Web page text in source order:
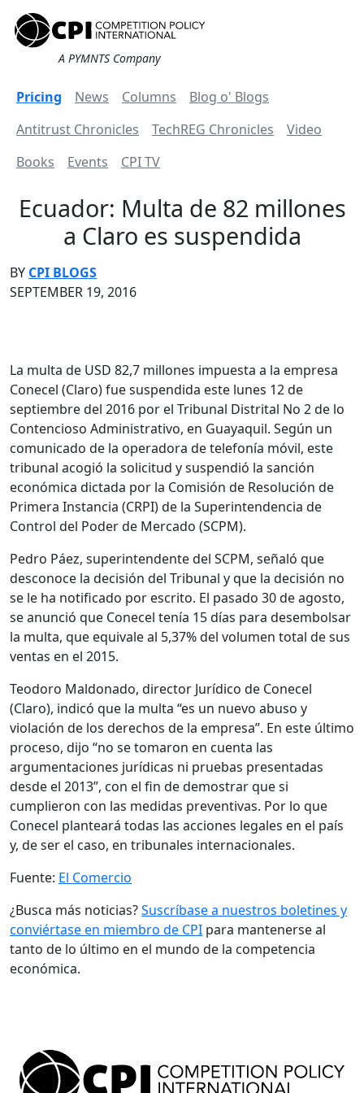
A PYMNTS Company
Pricing News Columns
Blog o' Blogs
Antitrust Chronicles
TechREG Chronicles
Video
Books
Events CPI TV
Ecuador: Multa de 82 millones
a Claro es suspendida
BY CPI BLOGS
SEPTEMBER 19, 2016
La multa de USD 82,7 millones impuesta a la empresa
Conecel (Claro) fue suspendida este lunes 12 de
septiembre del 2016 por el Tribunal Distrital No 2 de lo
Contencioso Administrativo, en Guayaquil. Según un
comunicado de la operadora de telefonía móvil, este
tribunal acogió la solicitud y suspendió la sanción
económica dictada por la Comisión de Resolución de
Primera Instancia (CRPI) de la Superintendencia de
Control del Poder de Mercado (SCPM).
Pedro Páez, superintendente del SCPM, señaló que
desconoce la decisión del Tribunal y que la decisión no
se le ha notificado por escrito. El pasado 30 de agosto,
se anunció que Conecel tenía 15 días para desembolsar
la multa, que equivale al 5,37% del volumen total de sus
ventas en el 2015.
Teodoro Maldonado, director Jurídico de Conecel
(Claro), indicó que la multa “es un nuevo abuso y
violación de los derechos de la empresa”. En este último
proceso, dijo “no se tomaron en cuenta las
argumentaciones jurídicas ni pruebas presentadas
desde el 2013”, con el fin de demostrar que si
cumplieron con las medidas preventivas. Por lo que
Conecel planteará todas las acciones legales en el país
y, de ser el caso, en tribunales internacionales.
Fuente: El Comercio
¿Busca más noticias?Suscríbase a nuestros boletines y
conviértase en miembro de CPI para mantenerse al
tanto de lo último en el mundo de la competencia
económica.